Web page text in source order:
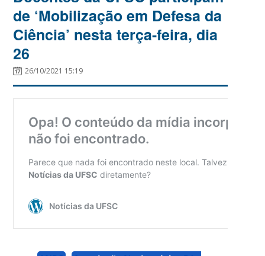
de ‘Mobilização em Defesa da
Ciência’ nesta terça-feira, dia
26
26/10/2021 15:19